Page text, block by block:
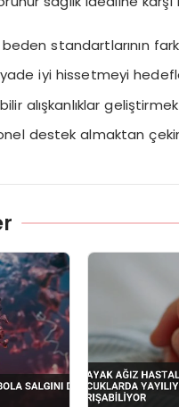
standartlarının
iyi hissetmeyi
alışkanlıklar geliştirmek
destek almaktan